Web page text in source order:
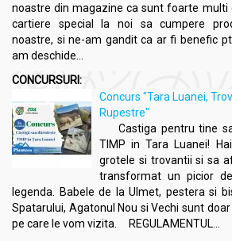
noastre din magazine ca sunt foarte multi
cartiere special la noi sa cumpere
noastre, si ne-am gandit ca ar fi benefic
am deschide...
CONCURSURI:
Concurs "Tara Luanei,
Rupestre"
Castiga pentru tine
TIMP in Tara Luanei!
grotele si trovantii si sa
transformat un picior
legenda. Babele de la Ulmet, pestera si
Spatarului, Agatonul Nou si Vechi sunt
pe care le vom vizita. REGULAMENTUL...